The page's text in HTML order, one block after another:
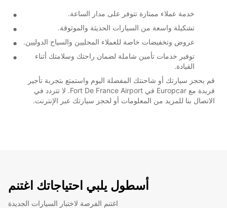
خدمة عملاء ممتازة تتوفر على مدار الساعة.
تشكيلة واسعة من السيارات الحديثة والموثوقة.
عروض وتخفيضات خاصة للعملاء المحليين والسياح الدوليين.
توفير خدمات تأمين شاملة لضمان راحتك وسلامتك أثناء
القيادة.
قم بحجز سيارتك أو شاحنتك المفضلة اليوم واستمتع بتجربة تأجير
فريدة مع Europcar في Fort De France Airport. لا تتردد في
الاتصال بنا للمزيد من المعلومات أو لحجز سيارتك عبر الإنترنت.
أسطول يلبي احتياجاتك اغتنم
اغتنم الفرصة لاختبار السيارات الجديدة